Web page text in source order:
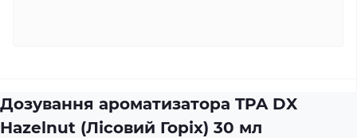
Дозування ароматизатора TPA DX
Hazelnut (Лісовий Горіх) 30 мл